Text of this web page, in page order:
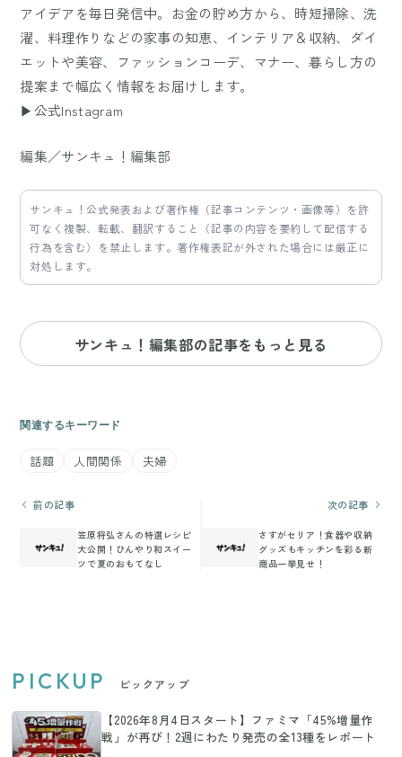
アイデアを毎日発信中。お金の貯め方から、時短掃除、洗
濯、料理作りなどの家事の知恵、インテリア＆収納、ダイ
エットや美容、ファッションコーデ、マナー、暮らし方の
提案まで幅広く情報をお届けします。
▶公式Instagram
編集／サンキュ！編集部
サンキュ！公式発表および著作権（記事コンテンツ・画像等）を許
可なく複製、転載、翻訳すること（記事の内容を要約して配信する
行為を含む）を禁止します。著作権表記が外された場合には厳正に
対処します。
サンキュ！編集部の記事をもっと見る
関連するキーワード
話題 人間関係 夫婦
前の記事
笠原将弘さんの特選レシピ
大公開！ひんやり和スイー
ツで夏のおもてなし
次の記事
さすがセリア！食器や収納
グッズもキッチンを彩る新
商品一挙見せ！
PICKUP ピックアップ
【2026年8月4日スタート】ファミマ「45%増量作
戦」が再び！2週にわたり発売の全13種をレポート